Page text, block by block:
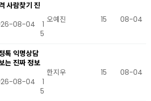
사람찾기 진
08-04
1
5
오예진 15 08-04
톡 익명상담
는 진짜 정보
08-04
1
5
한지우 15 08-04